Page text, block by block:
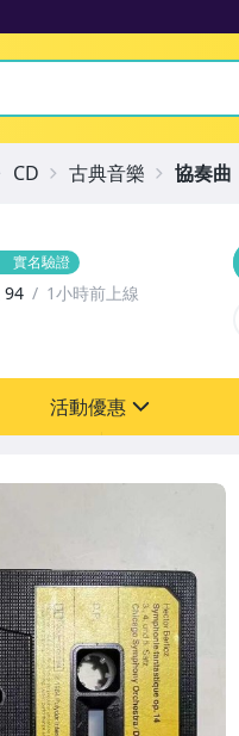
實名驗證
94
1小時前上線
活動優惠
CD 古典音樂 協奏曲